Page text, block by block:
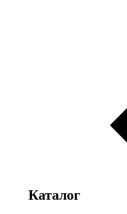
Каталог